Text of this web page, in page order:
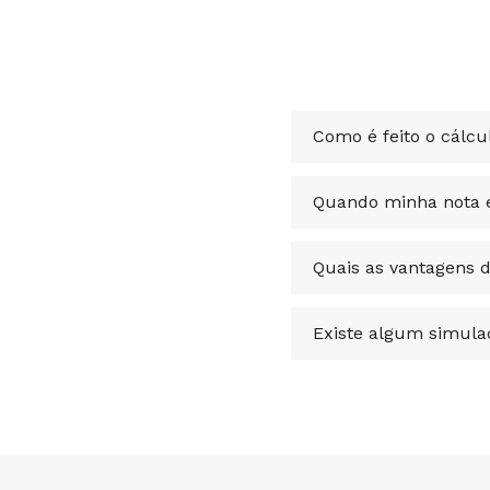
Como é feito o
Quando minha nota
Quais as vantagens
Existe algum